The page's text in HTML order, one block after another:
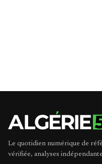
Le quotidien numérique de
vérifiée, analyses